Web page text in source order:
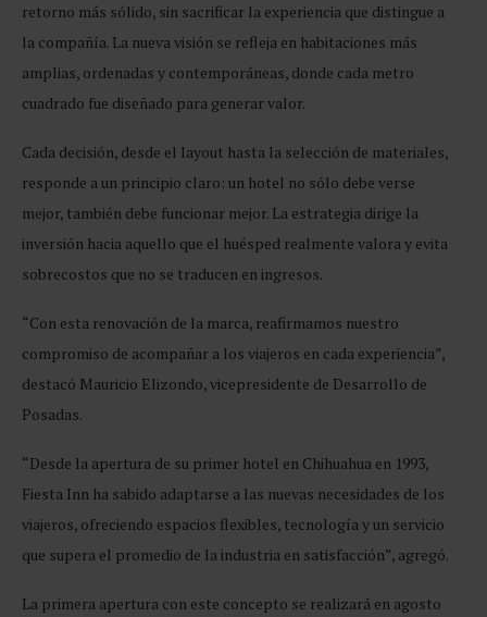
retorno más sólido, sin sacrificar la experiencia que distingue a
la compañía. La nueva visión se refleja en habitaciones más
amplias, ordenadas y contemporáneas, donde cada metro
cuadrado fue diseñado para generar valor.
Cada decisión, desde el layout hasta la selección de materiales,
responde a un principio claro: un hotel no sólo debe verse
mejor, también debe funcionar mejor. La estrategia dirige la
inversión hacia aquello que el huésped realmente valora y evita
sobrecostos que no se traducen en ingresos.
“Con esta renovación de la marca, reafirmamos nuestro
compromiso de acompañar a los viajeros en cada experiencia”,
destacó Mauricio Elizondo, vicepresidente de Desarrollo de
Posadas.
“Desde la apertura de su primer hotel en Chihuahua en 1993,
Fiesta Inn ha sabido adaptarse a las nuevas necesidades de los
viajeros, ofreciendo espacios flexibles, tecnología y un servicio
que supera el promedio de la industria en satisfacción”, agregó.
La primera apertura con este concepto se realizará en agosto